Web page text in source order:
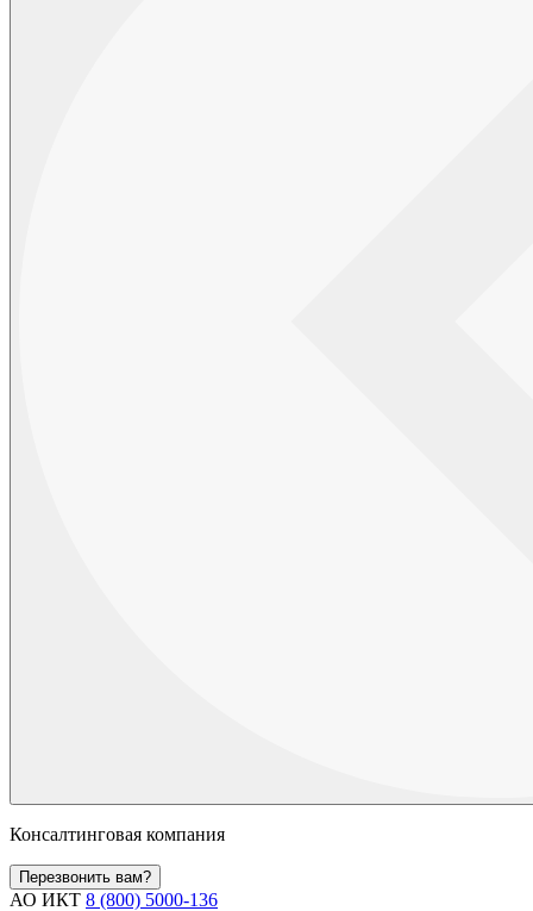
Консалтинговая компания
Перезвонить вам?
АО ИКТ 8 (800) 5000-136